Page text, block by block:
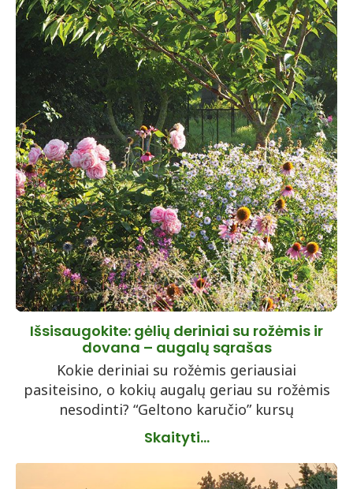
Išsisaugokite: gėlių deriniai su rožėmis ir
dovana – augalų sąrašas
Kokie deriniai su rožėmis geriausiai
pasiteisino, o kokių augalų geriau su rožėmis
nesodinti? “Geltono karučio” kursų
Skaityti...